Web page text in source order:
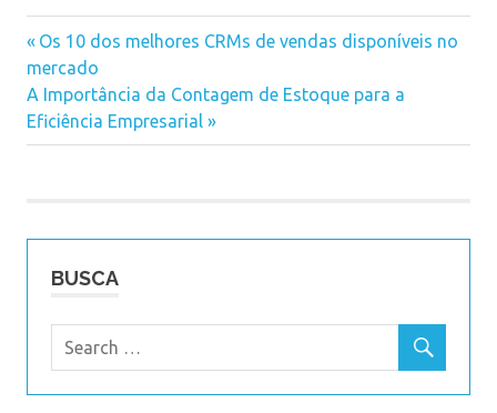
Navegação
de
Post
Previous
Post:
Os 10 dos melhores CRMs de vendas disponíveis no
mercado
Next
Post:
A Importância da Contagem de Estoque para a
Eficiência Empresarial
BUSCA